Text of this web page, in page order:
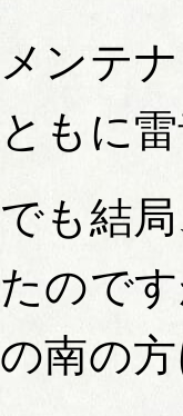
メンテ
ともに雷
でも結
たので
の南の